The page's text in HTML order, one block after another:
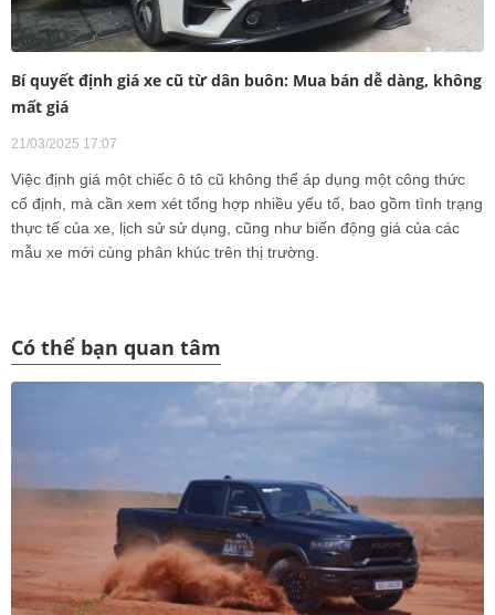
Bí quyết định giá xe cũ từ dân buôn: Mua bán dễ dàng, không
mất giá
21/03/2025 17:07
Việc định giá một chiếc ô tô cũ không thể áp dụng một công thức
cố định, mà cần xem xét tổng hợp nhiều yếu tố, bao gồm tình trạng
thực tế của xe, lịch sử sử dụng, cũng như biến động giá của các
mẫu xe mới cùng phân khúc trên thị trường.
Có thể bạn quan tâm